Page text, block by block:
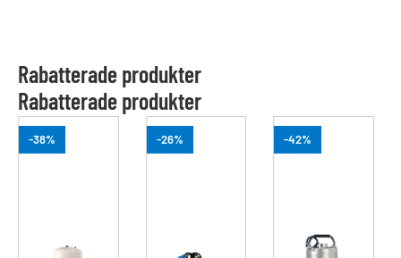
Rabatterade produkter
Rabatterade produkter
-38% -26% -42%